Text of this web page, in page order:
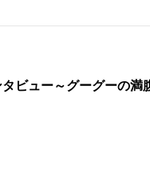
ビュー～グーグーの満